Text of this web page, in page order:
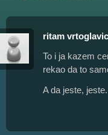
ritam
To i ja kazem
rekao da to
A da jeste,